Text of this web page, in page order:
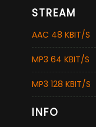
STREAM
AAC 48 KBIT/S
MP3 64 KBIT/S
MP3 128 KBIT/S
INFO